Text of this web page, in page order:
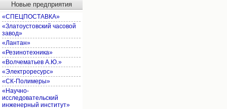
Новые предприятия
«СПЕЦПОСТАВКА»
«Златоустовский часовой
завод»
«Лантан»
«Резинотехника»
«Волчематьев А.Ю.»
«Электроресурс»
«СК-Полимеры»
«Научно-
исследовательский
инженерный институт»